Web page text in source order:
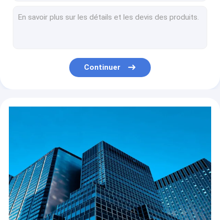
Sécurité Centre de distribution en Chine entrepôt sous caution et services de distribution
Compagnie de transport maritime de la Chine au dédouanement américain
Logistique Agent de fret maritime Chine Transporteurs maritimes Navigation FIATA
Continuer